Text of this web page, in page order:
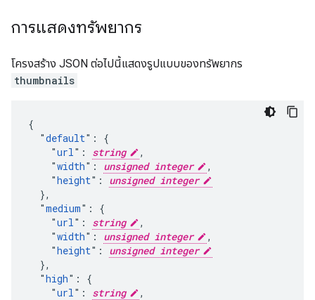
การแสดงทรัพยากร
โครงสร้าง JSON ต่อไปนี้แสดงรูปแบบของทรัพยากร
thumbnails
{
  "
default": {
    "
url": string
,
    "
width": unsigned integer
,
    "
height": unsigned integer
  },
  "
medium": {
    "
url": string
,
    "
width": unsigned integer
,
    "
height": unsigned integer
  },
  "
high": {
    "
url": string
,